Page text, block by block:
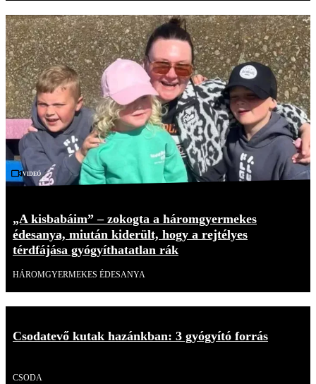
Videó
„A kisbabáim” – zokogta a háromgyermekes
édesanya, miután kiderült, hogy a rejtélyes
térdfájása gyógyíthatatlan rák
HÁROMGYERMEKES ÉDESANYA
Csodatevő kutak hazánkban: 3 gyógyító forrás
CSODA